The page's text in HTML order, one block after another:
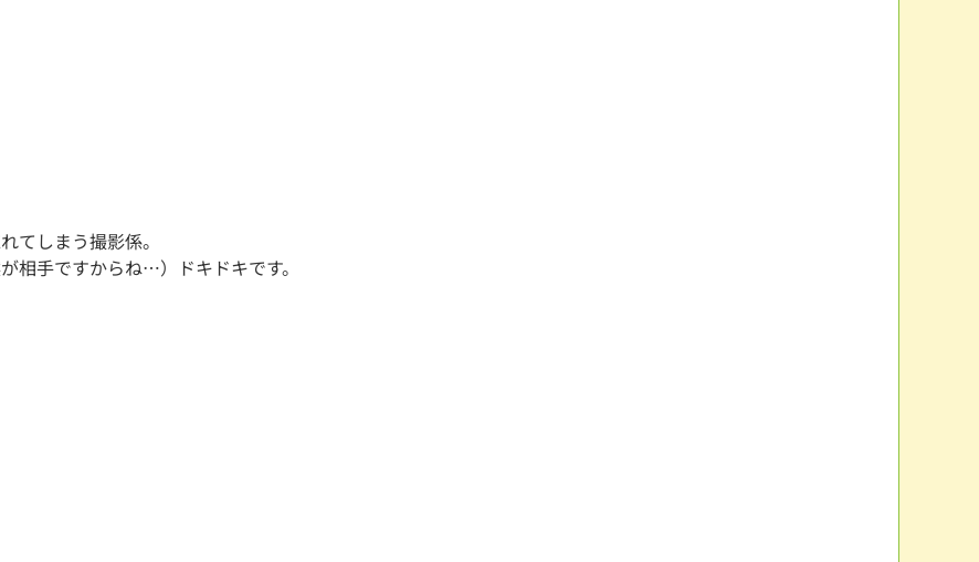
てしまう撮影係。
相手ですからね…）ドキドキです。